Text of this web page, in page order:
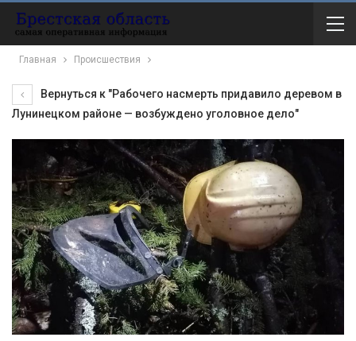
Главная Происшествия
Вернуться к "Рабочего насмерть придавило деревом в
Лунинецком районе — возбуждено уголовное дело"